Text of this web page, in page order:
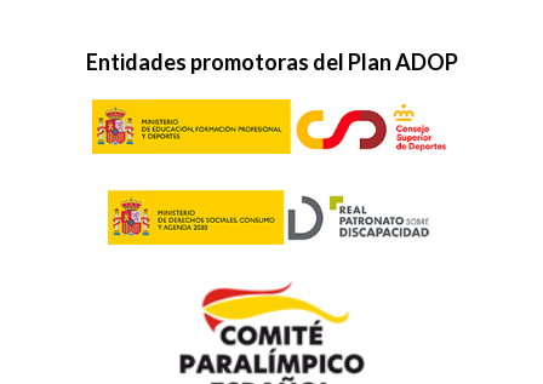
Entidades promotoras del Plan ADOP